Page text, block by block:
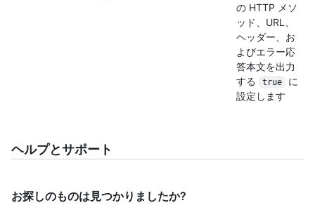
の HTTP メソ
ッド、URL、
ヘッダー、お
よびエラー応
答本文を出力
する
true
に
設定します
ヘルプとサポート
お探しのものは見つかりましたか?